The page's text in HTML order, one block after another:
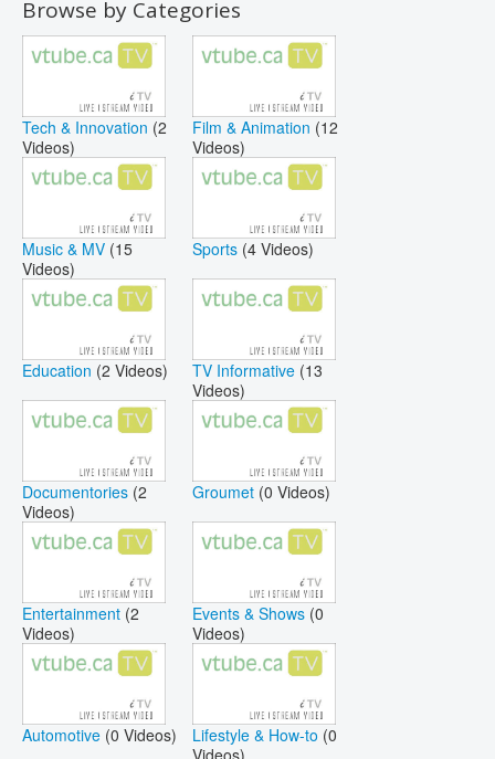
Browse by Categories
Tech & Innovation (2
Videos)
Film & Animation (12
Videos)
Music & MV (15
Videos)
Sports (4 Videos)
Education (2 Videos) TV Informative (13
Videos)
Documentories (2
Videos)
Groumet (0 Videos)
Entertainment (2
Videos)
Events & Shows (0
Videos)
Automotive (0 Videos) Lifestyle & How-to (0